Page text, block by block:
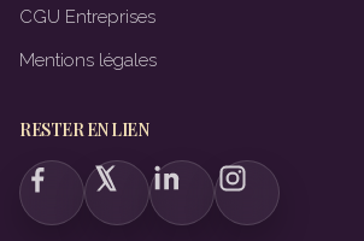
CGU Entreprises
Mentions légales
RESTER EN LIEN